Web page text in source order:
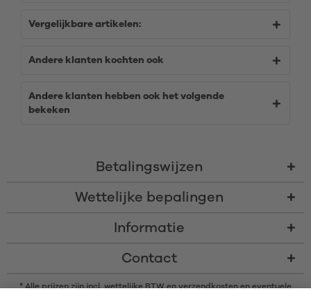
Vergelijkbare artikelen:
Andere klanten kochten ook
Andere klanten hebben ook het volgende
bekeken
Betalingswijzen
Wettelijke bepalingen
Informatie
Contact
* Alle prijzen zijn incl. wettelijke BTW en verzendkosten en eventuele